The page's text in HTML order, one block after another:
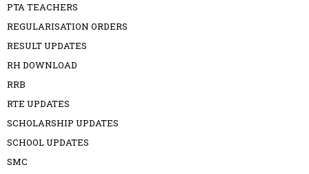
PTA TEACHERS
REGULARISATION ORDERS
RESULT UPDATES
RH DOWNLOAD
RRB
RTE UPDATES
SCHOLARSHIP UPDATES
SCHOOL UPDATES
SMC